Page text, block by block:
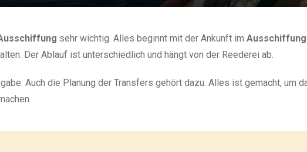
sehr wichtig. Alles beginnt mit der Ankunft im
Der Ablauf ist unterschiedlich und hängt von der Reederei ab.
Auch die Planung der Transfers gehört dazu. Alles ist gemacht, um